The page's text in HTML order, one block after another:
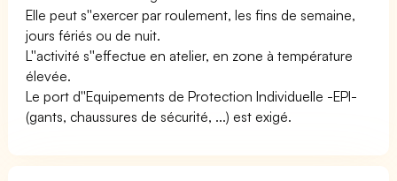
Elle peut s''exercer par roulement, les fins de semaine,
jours fériés ou de nuit.
L''activité s''effectue en atelier, en zone à température
élevée.
Le port d''Equipements de Protection Individuelle -EPI-
(gants, chaussures de sécurité, ...) est exigé.